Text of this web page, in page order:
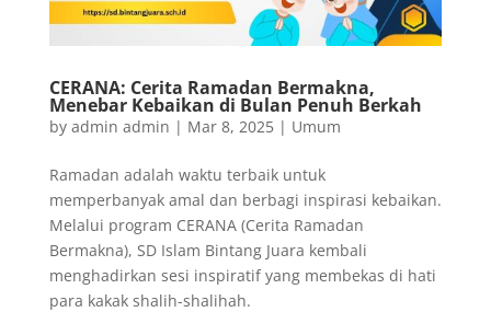
CERANA: Cerita Ramadan Bermakna,
Menebar Kebaikan di Bulan Penuh Berkah
by admin admin | Mar 8, 2025| Umum
Ramadan adalah waktu terbaik untuk
memperbanyak amal dan berbagi inspirasi kebaikan.
Melalui program CERANA (Cerita Ramadan
Bermakna), SD Islam Bintang Juara kembali
menghadirkan sesi inspiratif yang membekas di hati
para kakak shalih-shalihah.